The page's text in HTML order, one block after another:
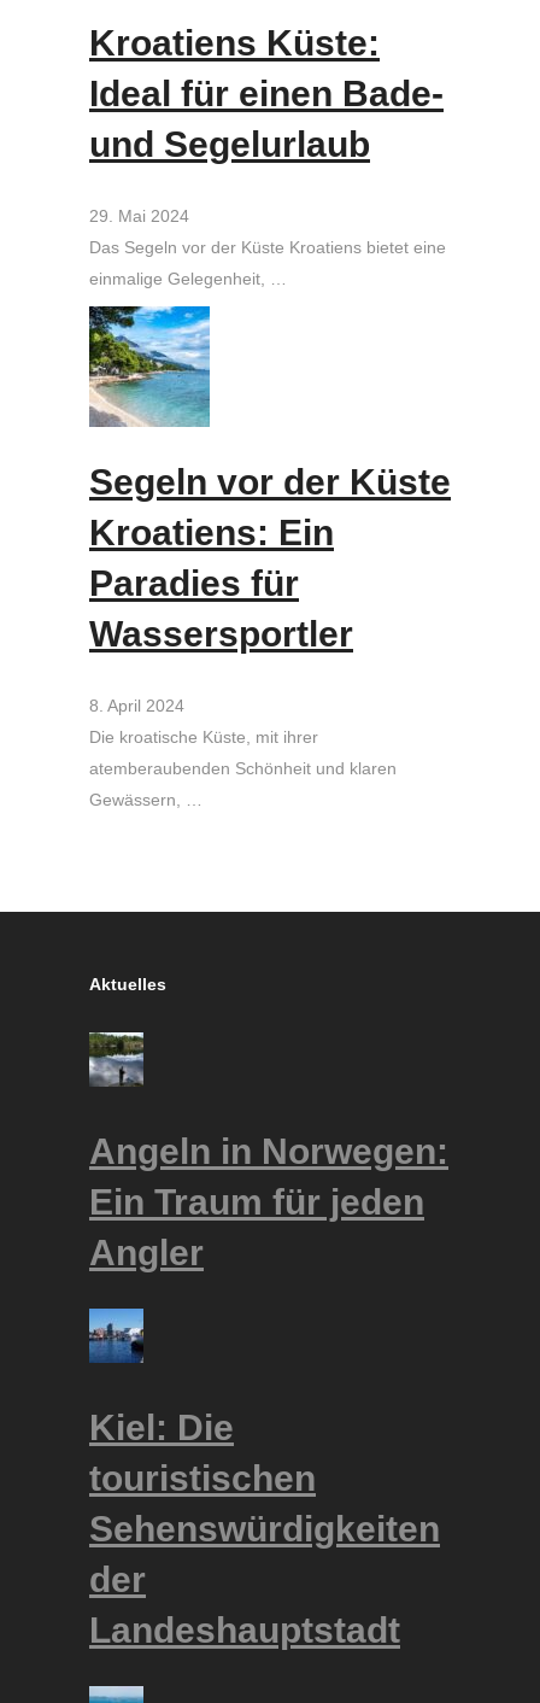
Kroatiens Küste:
Ideal für einen Bade-
und Segelurlaub
29. Mai 2024
Das Segeln vor der Küste Kroatiens bietet eine
einmalige Gelegenheit, …
Segeln vor der Küste
Kroatiens: Ein
Paradies für
Wassersportler
8. April 2024
Die kroatische Küste, mit ihrer
atemberaubenden Schönheit und klaren
Gewässern, …
Aktuelles
Angeln in Norwegen:
Ein Traum für jeden
Angler
Kiel: Die
touristischen
Sehenswürdigkeiten
der
Landeshauptstadt